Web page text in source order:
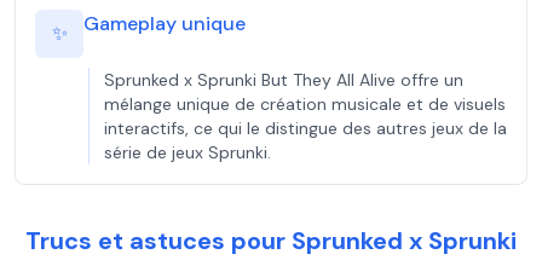
✨ Gameplay unique
Sprunked x Sprunki But They All Alive offre un
mélange unique de création musicale et de visuels
interactifs, ce qui le distingue des autres jeux de la
série de jeux Sprunki.
Trucs et astuces pour Sprunked x Sprunki